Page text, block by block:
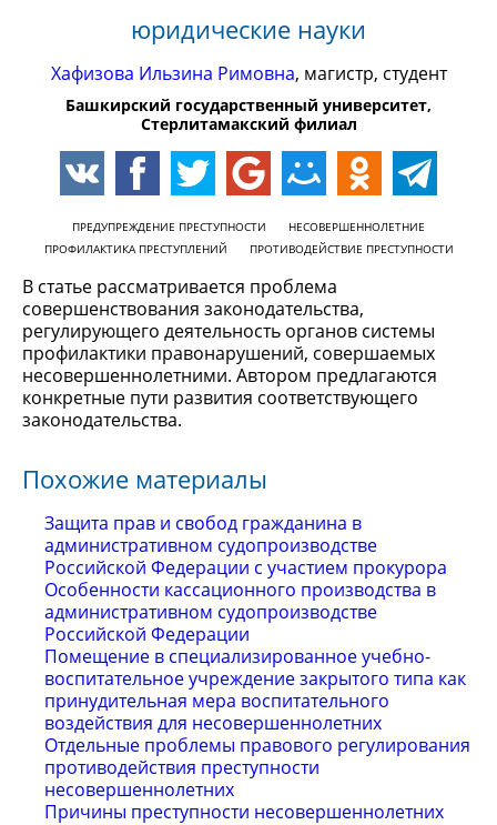
юридические науки
Хафизова Ильзина Римовна, магистр, студент
Башкирский государственный университет,
Стерлитамакский филиал
ПРЕДУПРЕЖДЕНИЕ ПРЕСТУПНОСТИ
НЕСОВЕРШЕННОЛЕТНИЕ
ПРОФИЛАКТИКА ПРЕСТУПЛЕНИЙ
ПРОТИВОДЕЙСТВИЕ ПРЕСТУПНОСТИ
В статье рассматривается проблема
совершенствования законодательства,
регулирующего деятельность органов системы
профилактики правонарушений, совершаемых
несовершеннолетними. Автором предлагаются
конкретные пути развития соответствующего
законодательства.
Похожие материалы
Защита прав и свобод гражданина в
административном судопроизводстве
Российской Федерации с участием прокурора
Особенности кассационного производства в
административном судопроизводстве
Российской Федерации
Помещение в специализированное учебно-
воспитательное учреждение закрытого типа как
принудительная мера воспитательного
воздействия для несовершеннолетних
Отдельные проблемы правового регулирования
противодействия преступности
несовершеннолетних
Причины преступности несовершеннолетних